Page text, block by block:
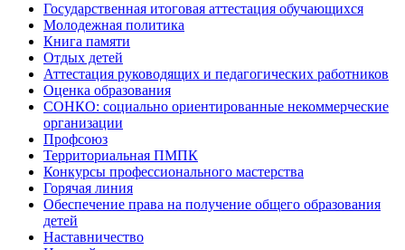
Государственная итоговая аттестация обучающихся
Молодежная политика
Книга памяти
Отдых детей
Аттестация руководящих и педагогических работников
Оценка образования
СОНКО: социально ориентированные некоммерческие
организации
Профсоюз
Территориальная ПМПК
Конкурсы профессионального мастерства
Горячая линия
Обеспечение права на получение общего образования
детей
Наставничество